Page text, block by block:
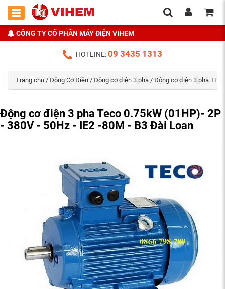
CÔNG TY CỔ PHẦN MÁY ĐIỆN VIHEM
HOTLINE:09 3435 1313
Trang chủ / Động Cơ Điện / Động cơ điện 3 pha / Động cơ điện 3 pha
Động cơ điện 3 pha Teco 0.75kW (01HP)- 2P
- 380V - 50Hz - IE2 -80M - B3 Đài Loan